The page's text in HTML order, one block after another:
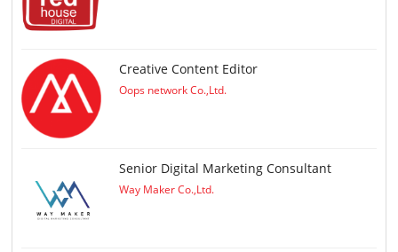
Creative Content Editor
Oops network Co.,Ltd.
Senior Digital Marketing Consultant
Way Maker Co.,Ltd.